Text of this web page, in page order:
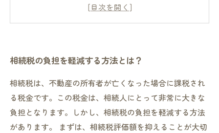
スピーディーな売却を実現するための不動産オ
相続税の負担を軽減する方法とは？
相続税は、不動産の所有者が亡くなった場合に課税され
る税金です。この税金は、相続人にとって非常に大きな
負担となります。しかし、相続税の負担を軽減する方法
があります。 まずは、相続税評価額を抑えることが大切